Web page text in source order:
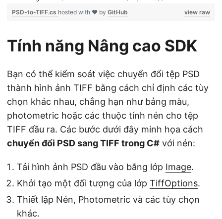
view raw
PSD-to-TIFF.cs hosted with ❤ by GitHub
Tính năng Nâng cao SDK
Bạn có thể kiểm soát việc chuyển đổi tệp PSD
thành hình ảnh TIFF bằng cách chỉ định các tùy
chọn khác nhau, chẳng hạn như bảng màu,
photometric hoặc các thuộc tính nén cho tệp
TIFF đầu ra. Các bước dưới đây minh họa cách
chuyển đổi PSD sang TIFF trong C# với nén:
Tải hình ảnh PSD đầu vào bằng lớp Image.
Khởi tạo một đối tượng của lớp TiffOptions.
Thiết lập Nén, Photometric và các tùy chọn
khác.